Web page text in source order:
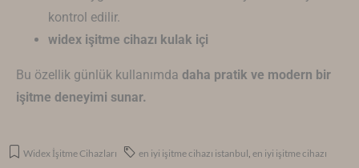
kontrol edilir.
widex işitme cihazı kulak içi
Bu özellik günlük kullanımda daha pratik ve modern bir
işitme deneyimi sunar.
Widex İşitme Cihazları en iyi işitme cihazı istanbul en iyi işitme cihazı